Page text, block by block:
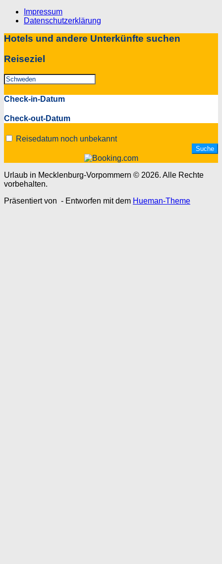
Impressum
Datenschutzerklärung
Hotels und andere Unterkünfte suchen
Reiseziel
Check-in-Datum
Check-out-Datum
Reisedatum noch unbekannt
Urlaub in Mecklenburg-Vorpommern © 2026. Alle Rechte
vorbehalten.
Präsentiert von - Entworfen mit dem Hueman-Theme